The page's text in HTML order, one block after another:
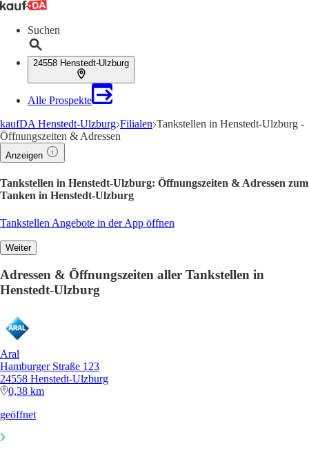
Suchen
24558 Henstedt-Ulzburg
Alle Prospekte
kaufDA Henstedt-Ulzburg Filialen Tankstellen in Henstedt-Ulzburg -
Öffnungszeiten & Adressen
Anzeigen
Tankstellen in Henstedt-Ulzburg: Öffnungszeiten & Adressen zum
Tanken in Henstedt-Ulzburg
Tankstellen Angebote in der App öffnen
Weiter
Adressen & Öffnungszeiten aller Tankstellen in
Henstedt-Ulzburg
Aral
Hamburger Straße 123
24558 Henstedt-Ulzburg
0,38 km
geöffnet